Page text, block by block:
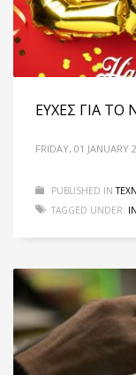
ΕΥΧΕΣ ΓΙΑ ΤΟ
FRIDAY, 01 JANUARY
PUBLISHED IN
TAGGED UNDER: